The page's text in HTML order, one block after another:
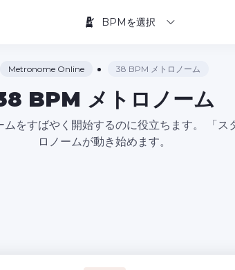
BPMを選択
Metronome Online 38 BPM メトロノーム
BPM メトロノーム
をすばやく開始するのに役立ちます。 「ス
ロノームが動き始めます。